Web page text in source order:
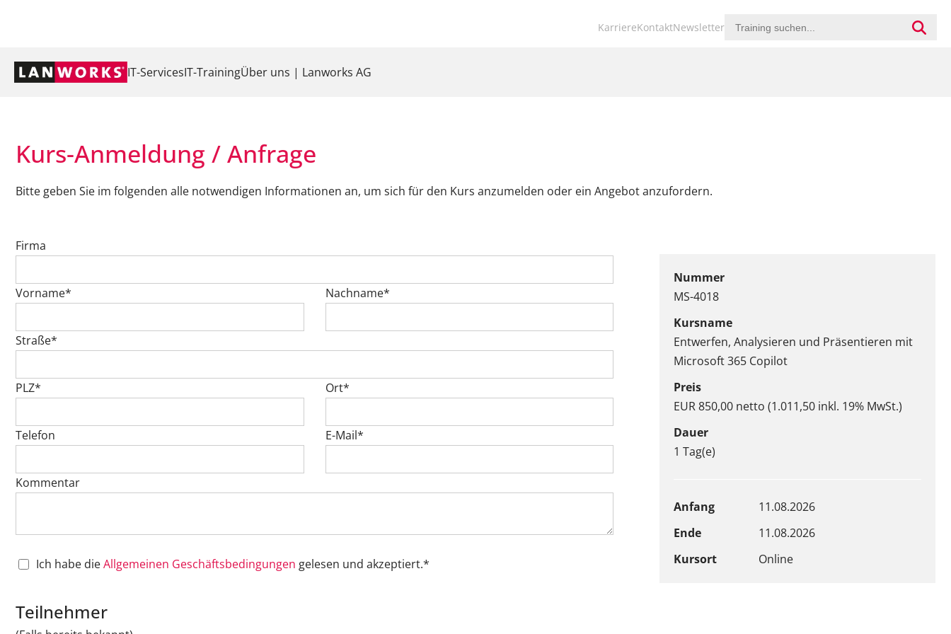
Navigation
KarriereKontaktNewsletter
überspringen
IT-ServicesIT-TrainingÜber uns | Lanworks AG
Kurs-Anmeldung / Anfrage
Bitte geben Sie im folgenden alle notwendigen Informationen an, um sich für den Kurs anzumelden oder ein Angebot anzufordern.
Firma
Vorname* Nachname*
Straße*
PLZ* Ort*
Telefon E-Mail*
Kommentar
Ich habe dieAllgemeinen Geschäftsbedingungen gelesen und akzeptiert.*
Teilnehmer
Nummer
MS-4018
Kursname
Entwerfen, Analysieren und Präsentieren mit
Microsoft 365 Copilot
Preis
EUR 850,00 netto (1.011,50 inkl. 19% MwSt.)
Dauer
1 Tag(e)
Anfang
11.08.2026
Ende
11.08.2026
Kursort
Online